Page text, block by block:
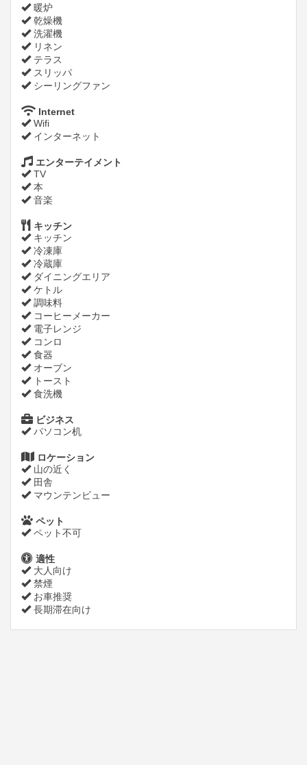
暖炉
乾燥機
洗濯機
リネン
テラス
スリッパ
シーリングファン
Internet
Wifi
インターネット
エンターテイメント
TV
本
音楽
キッチン
キッチン
冷凍庫
冷蔵庫
ダイニングエリア
ケトル
調味料
コーヒーメーカー
電子レンジ
コンロ
食器
オーブン
トースト
食洗機
ビジネス
パソコン机
ロケーション
山の近く
田舎
マウンテンビュー
ペット
ペット不可
適性
大人向け
禁煙
お車推奨
長期滞在向け